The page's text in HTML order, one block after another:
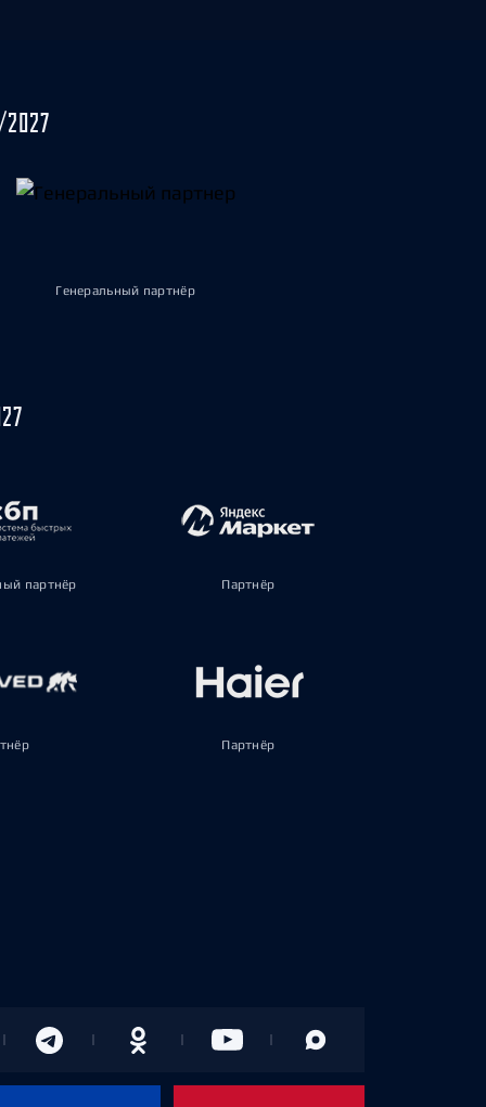
Генеральный партнёр
партнёр Партнёр
Партнёр